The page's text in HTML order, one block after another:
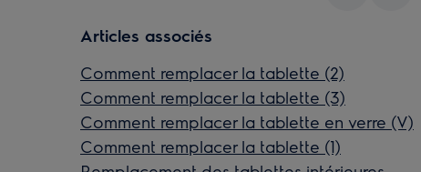
Articles associés
Comment remplacer la tablette (2)
Comment remplacer la tablette (3)
Comment remplacer la tablette en verre (V)
Comment remplacer la tablette (1)